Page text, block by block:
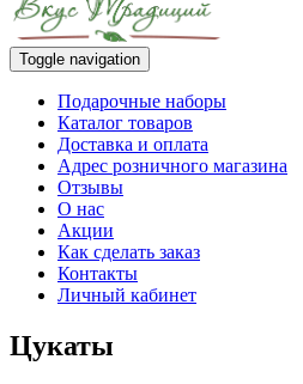
Toggle navigation
Подарочные наборы
Каталог товаров
Доставка и оплата
Адрес розничного магазина
Отзывы
О нас
Акции
Как сделать заказ
Контакты
Личный кабинет
Цукаты